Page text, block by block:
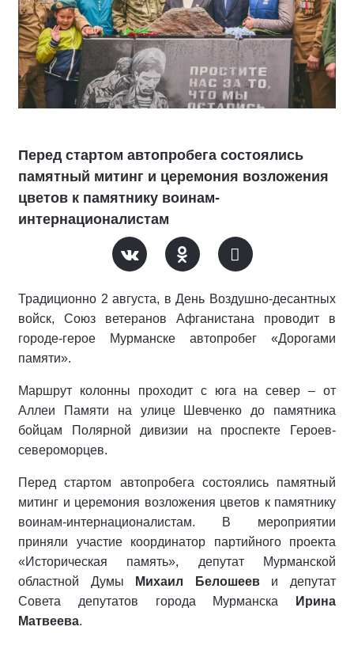
Перед стартом автопробега состоялись
памятный митинг и церемония возложения
цветов к памятнику воинам-
интернационалистам
Традиционно 2 августа, в День Воздушно-десантных
войск, Союз ветеранов Афганистана проводит в
городе-герое Мурманске автопробег «Дорогами
памяти».
Маршрут колонны проходит с юга на север – от
Аллеи Памяти на улице Шевченко до памятника
бойцам Полярной дивизии на проспекте Героев-
североморцев.
Перед стартом автопробега состоялись памятный
митинг и церемония возложения цветов к памятнику
воинам-интернационалистам. В мероприятии
приняли участие координатор партийного проекта
«Историческая память», депутат Мурманской
областной Думы
Михаил Белошееви депутат
Совета депутатов города Мурманска
Ирина
Матвеева.